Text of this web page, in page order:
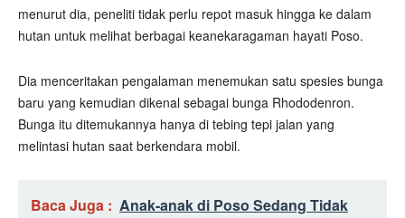
menurut dia, peneliti tidak perlu repot masuk hingga ke dalam
hutan untuk melihat berbagai keanekaragaman hayati Poso.
Dia menceritakan pengalaman menemukan satu spesies bunga
baru yang kemudian dikenal sebagai bunga Rhododenron.
Bunga itu ditemukannya hanya di tebing tepi jalan yang
melintasi hutan saat berkendara mobil.
Baca Juga : Anak-anak di Poso Sedang Tidak